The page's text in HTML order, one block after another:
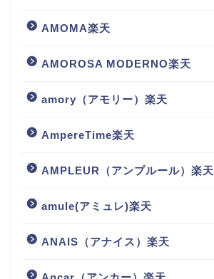
AMOMA楽天
AMOROSA MODERNO楽天
amory（アモリー）楽天
AmpereTime楽天
AMPLEUR（アンプルール）楽天
amule(アミュレ)楽天
ANAIS（アナイス）楽天